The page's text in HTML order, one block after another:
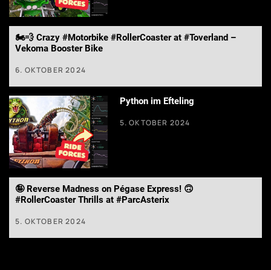
🏍️💨 Crazy #Motorbike #RollerCoaster at #Toverland –
Vekoma Booster Bike
6. OKTOBER 2024
Python im Efteling
5. OKTOBER 2024
🤪 Reverse Madness on Pégase Express! 🙃
#RollerCoaster Thrills at #ParcAsterix
5. OKTOBER 2024